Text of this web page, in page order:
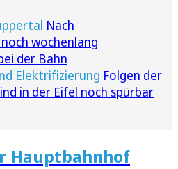
Nach
wochenlang
der Bahn
Elektrifizierung Folgen der
in der Eifel noch spürbar
Hauptbahnhof